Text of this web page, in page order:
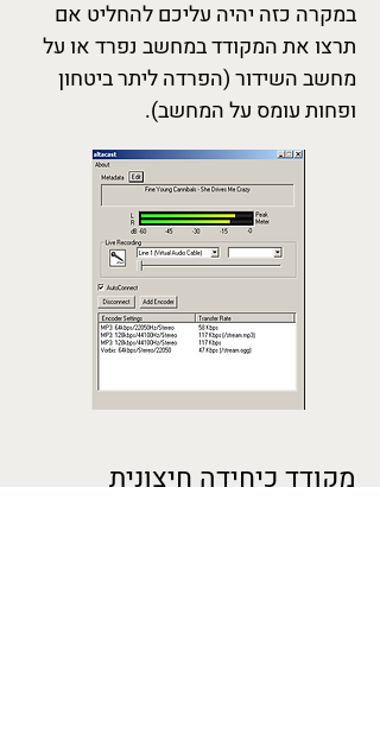
במקרה כזה יהיה עליכם להחליט אם
תרצו את המקודד במחשב נפרד או על
מחשב השידור (הפרדה ליתר ביטחון
ופחות עומס על המחשב).
מקודד כיחידה חיצונית